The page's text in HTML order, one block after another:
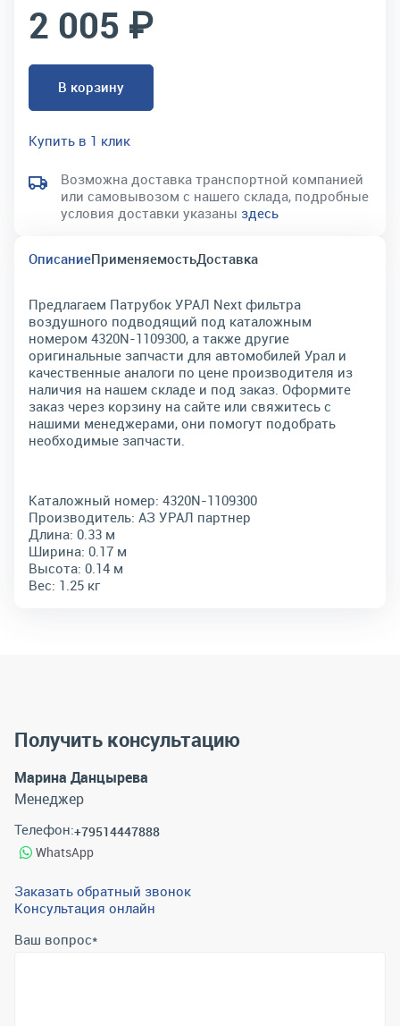
2 005 ₽
В корзину
Купить в 1 клик
Возможна доставка транспортной компанией
или самовывозом с нашего склада, подробные
условия доставки указаны здесь
ОписаниеПрименяемостьДоставка
Предлагаем Патрубок УРАЛ Next фильтра
воздушного подводящий под каталожным
номером 4320N-1109300, а также другие
оригинальные запчасти для автомобилей Урал и
качественные аналоги по цене производителя из
наличия на нашем складе и под заказ. Оформите
заказ через корзину на сайте или свяжитесь с
нашими менеджерами, они помогут подобрать
необходимые запчасти.
Каталожный номер: 4320N-1109300
Производитель: АЗ УРАЛ партнер
Длина: 0.33 м
Ширина: 0.17 м
Высота: 0.14 м
Вес: 1.25 кг
Получить консультацию
Марина Данцырева
Менеджер
Телефон:+79514447888
WhatsApp
Заказать обратный звонок
Консультация онлайн
Ваш вопрос*